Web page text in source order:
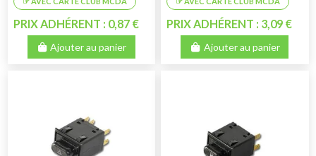
PRIX ADHÉRENT : 0,87 €
Ajouter au panier
PRIX ADHÉRENT : 3,09 €
Ajouter au panier